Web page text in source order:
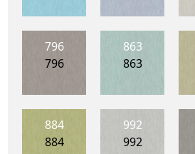
796
796
863
863
884
884
992
992